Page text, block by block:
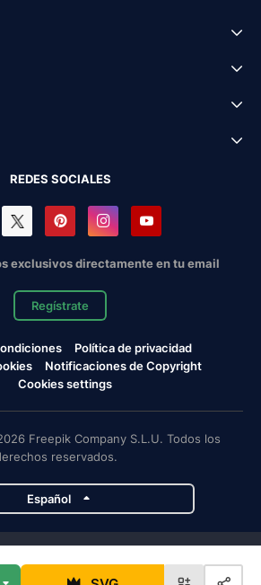
REDES SOCIALES
exclusivos directamente en tu email
Regístrate
Política de privacidad
Notificaciones de Copyright
Cookies settings
Freepik Company S.L.U. Todos los
reservados.
Español